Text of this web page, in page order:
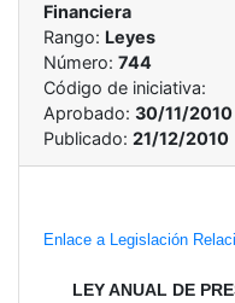
Financiera
Rango: Leyes
Número: 744
Código de iniciativa:
Aprobado: 30/11/2010
Publicado: 21/12/2010
Enlace a Legislación
LEY ANUAL DE